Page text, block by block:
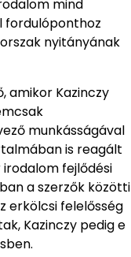
mind
fordulóponthoz
nyitányának
amikor Kazinczy
munkásságával
is reagált
fejlődési
a szerzők közötti
erkölcsi felelősség
Kazinczy pedig e